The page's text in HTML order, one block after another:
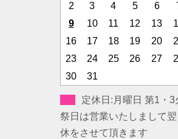
2
3 4 5 6
9
10 11 12 13
16
17 18 19 20
23
24 25 26 27
30
31
定休日:月曜日 第1・3
祭日は営業いたしまして
休をさせて頂きます